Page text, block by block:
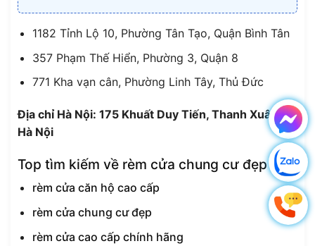
1182 Tỉnh Lộ 10, Phường Tân Tạo, Quận Bình Tân
357 Phạm Thế Hiển, Phường 3, Quận 8
771 Kha vạn cân, Phường Linh Tây, Thủ Đức
Địa chỉ Hà Nội: 175 Khuất Duy Tiến, Thanh Xuân,
Hà Nội
Top tìm kiếm về rèm cửa chung cư đẹp
rèm cửa căn hộ cao cấp
rèm cửa chung cư đẹp
rèm cửa cao cấp chính hãng